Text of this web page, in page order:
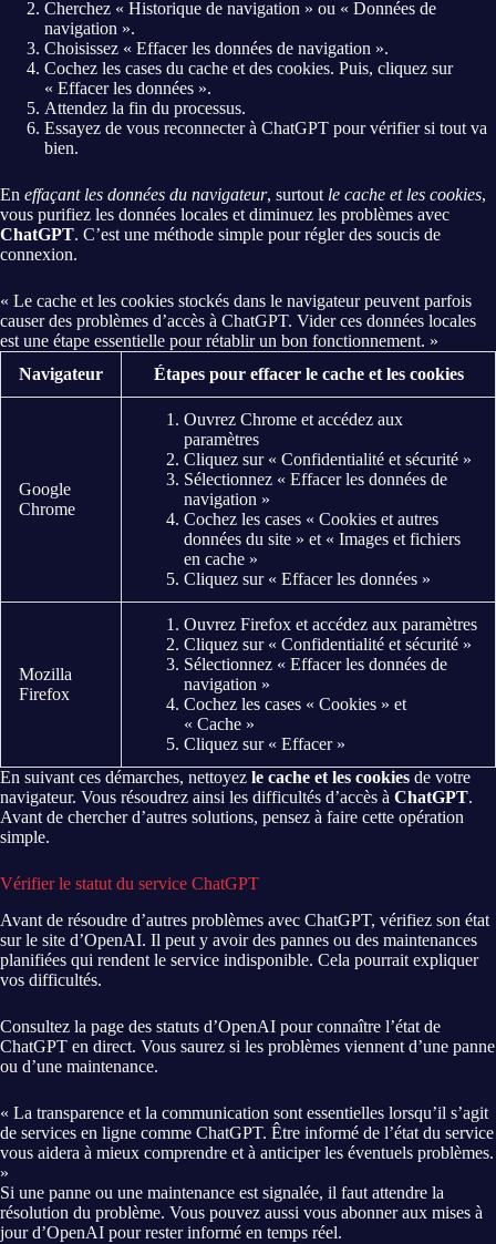
Cherchez « Historique de navigation » ou « Données de
navigation ».
Choisissez « Effacer les données de navigation ».
Cochez les cases du cache et des cookies. Puis, cliquez sur
« Effacer les données ».
Attendez la fin du processus.
Essayez de vous reconnecter à ChatGPT pour vérifier si tout va
bien.
En effaçant les données du navigateur, surtout le cache et les cookies,
vous purifiez les données locales et diminuez les problèmes avec
ChatGPT. C’est une méthode simple pour régler des soucis de
connexion.
« Le cache et les cookies stockés dans le navigateur peuvent parfois
causer des problèmes d’accès à ChatGPT. Vider ces données locales
est une étape essentielle pour rétablir un bon fonctionnement. »
Navigateur
Étapes pour effacer le cache et les cookies
Google
Chrome
Ouvrez Chrome et accédez aux
paramètres
Cliquez sur « Confidentialité et sécurité »
Sélectionnez « Effacer les données de
navigation »
Cochez les cases « Cookies et autres
données du site » et « Images et fichiers
en cache »
Cliquez sur « Effacer les données »
Mozilla
Firefox
Ouvrez Firefox et accédez aux paramètres
Cliquez sur « Confidentialité et sécurité »
Sélectionnez « Effacer les données de
navigation »
Cochez les cases « Cookies » et
« Cache »
Cliquez sur « Effacer »
En suivant ces démarches, nettoyez le cache et les cookies de votre
navigateur. Vous résoudrez ainsi les difficultés d’accès à ChatGPT.
Avant de chercher d’autres solutions, pensez à faire cette opération
simple.
Vérifier le statut du service ChatGPT
Avant de résoudre d’autres problèmes avec ChatGPT, vérifiez son état
sur le site d’OpenAI. Il peut y avoir des pannes ou des maintenances
planifiées qui rendent le service indisponible. Cela pourrait expliquer
vos difficultés.
Consultez la page des statuts d’OpenAI pour connaître l’état de
ChatGPT en direct. Vous saurez si les problèmes viennent d’une panne
ou d’une maintenance.
« La transparence et la communication sont essentielles lorsqu’il s’agit
de services en ligne comme ChatGPT. Être informé de l’état du service
vous aidera à mieux comprendre et à anticiper les éventuels problèmes.
»
Si une panne ou une maintenance est signalée, il faut attendre la
résolution du problème. Vous pouvez aussi vous abonner aux mises à
jour d’OpenAI pour rester informé en temps réel.